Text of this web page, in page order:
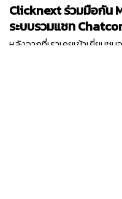
Clicknext ร่วมมือกัน
ระบบรวมแชท
หลังจากที่เราเคยเข้าเยี่ยมช